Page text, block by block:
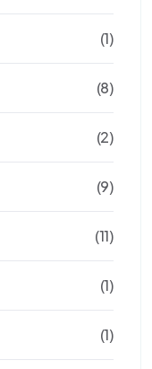
(1)
(8)
(2)
(9)
(11)
(1)
(1)